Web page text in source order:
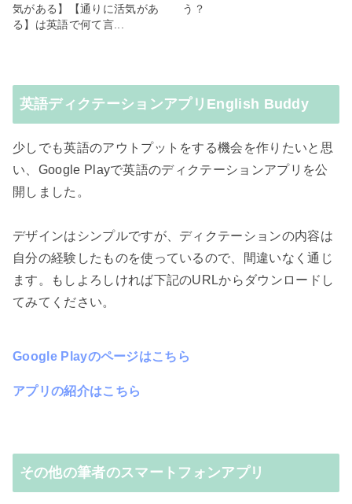
気がある】【通りに活気があ
る】は英語で何て言...
う？
英語ディクテーションアプリEnglish Buddy
少しでも英語のアウトプットをする機会を作りたいと思
い、Google Playで英語のディクテーションアプリを公
開しました。
デザインはシンプルですが、ディクテーションの内容は
自分の経験したものを使っているので、間違いなく通じ
ます。もしよろしければ下記のURLからダウンロードし
てみてください。
Google Playのページはこちら
アプリの紹介はこちら
その他の筆者のスマートフォンアプリ